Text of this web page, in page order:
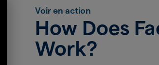
How Does
Work?
Voir en action